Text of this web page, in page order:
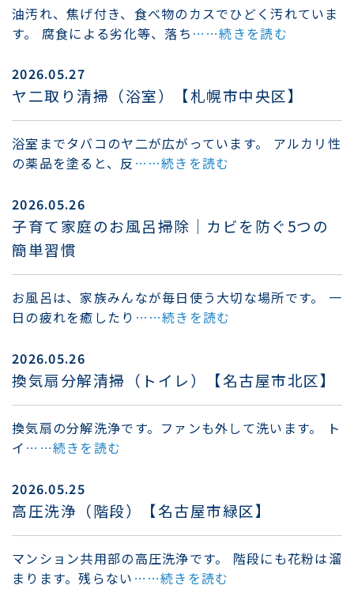
油汚れ、焦げ付き、食べ物のカスでひどく汚れていま
す。 腐食による劣化等、落ち ……続きを読む
2026.05.27
ヤ二取り清掃（浴室）【札幌市中央区】
浴室までタバコのヤ二が広がっています。 アルカリ性
の薬品を塗ると、反 ……続きを読む
2026.05.26
子育て家庭のお風呂掃除｜カビを防ぐ5つの
簡単習慣
お風呂は、家族みんなが毎日使う大切な場所です。 一
日の疲れを癒したり ……続きを読む
2026.05.26
換気扇分解清掃（トイレ）【名古屋市北区】
換気扇の分解洗浄です。ファンも外して洗います。 ト
イ ……続きを読む
2026.05.25
高圧洗浄（階段）【名古屋市緑区】
マンション共用部の高圧洗浄です。 階段にも花粉は溜
まります。残らない ……続きを読む